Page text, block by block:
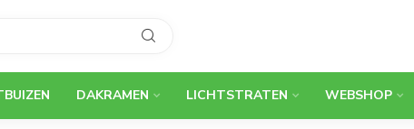
DAKRAMEN LICHTSTRATEN WEBSHOP